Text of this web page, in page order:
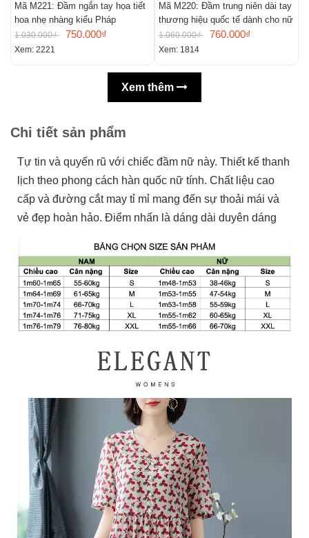
Mã M221: Đầm ngắn tay họa tiết
hoa nhẹ nhàng kiểu Pháp
1.030.000₫ 750.000₫
Xem: 2221
Mã M220: Đầm trung niên dài tay
thương hiệu quốc tế dành cho nữ
1.060.000₫ 760.000₫
Xem: 1814
Xem thêm
Chi tiết sản phẩm
Tự tin và quyến rũ với chiếc đầm nữ này. Thiết kế thanh
lịch theo phong cách hàn quốc nữ tính. Chất liệu cao
cấp và đường cắt may tỉ mỉ mang đến sự thoải mái và
vẻ đẹp hoàn hảo. Điểm nhấn là dáng dài duyên dáng